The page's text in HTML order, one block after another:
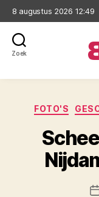
8 augustus 2026 12:49
Zoek
FOTO'S